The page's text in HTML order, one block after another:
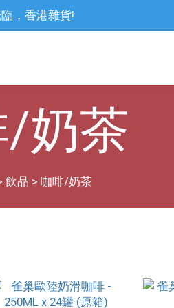
，香港雜貨!
奶茶
飲品 >咖啡/奶茶